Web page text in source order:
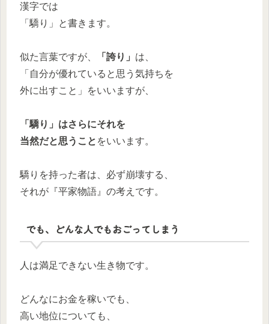
漢字では
「驕り」と書きます。
似た言葉ですが、 「誇り」 は、
「自分が優れていると思う気持ちを
外に出すこと」をいいますが、
「驕り」はさらにそれを
当然だと思うこと をいいます。
驕りを持った者は、必ず崩壊する、
それが『平家物語』の考えです。
でも、どんな人でもおごってしまう
人は満足できない生き物です。
どんなにお金を稼いでも、
高い地位についても、